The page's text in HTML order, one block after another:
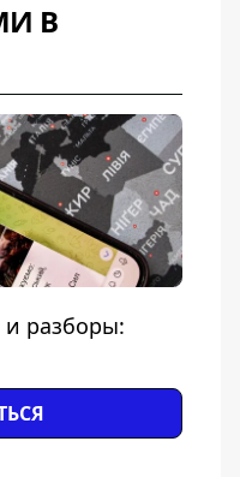
В
разборы: